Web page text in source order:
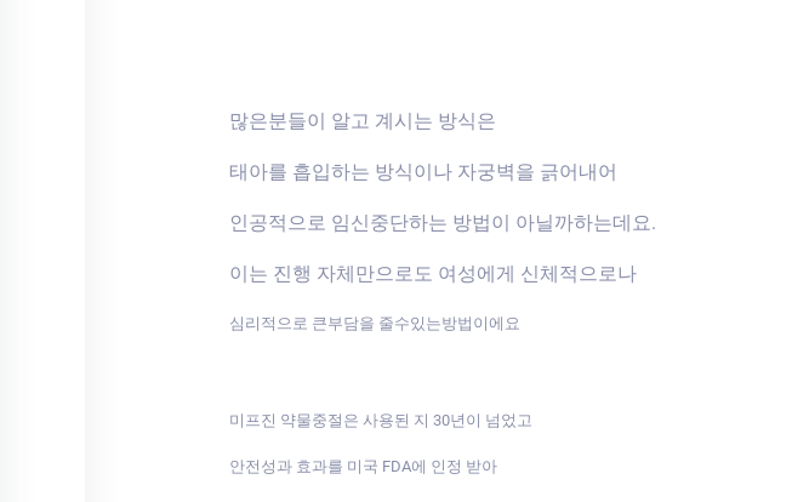
많은분들이 알고 계시는 방식은
태아를 흡입하는 방식이나 자궁벽을 긁어내어
인공적으로 임신중단하는 방법이 아닐까하는데요.
이는 진행 자체만으로도 여성에게 신체적으로나
심리적으로 큰부담을 줄수있는방법이에요
미프진 약물중절은 사용된 지 30년이 넘었고
안전성과 효과를 미국 FDA에 인정 받아